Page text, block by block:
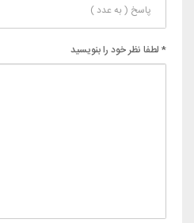
* لطفا نظر خود را بنویسید